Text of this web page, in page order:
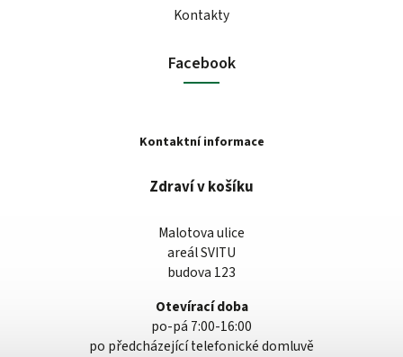
Kontakty
Facebook
Kontaktní informace
Zdraví v košíku
Malotova ulice
areál SVITU
budova 123
Otevírací doba
po-pá 7:00-16:00
po předcházející telefonické domluvě